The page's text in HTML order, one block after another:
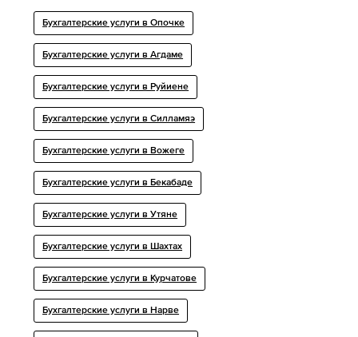
Бухгалтерские услуги в Опочке
Бухгалтерские услуги в Агдаме
Бухгалтерские услуги в Руйиене
Бухгалтерские услуги в Силламяэ
Бухгалтерские услуги в Вожеге
Бухгалтерские услуги в Бекабаде
Бухгалтерские услуги в Утяне
Бухгалтерские услуги в Шахтах
Бухгалтерские услуги в Курчатове
Бухгалтерские услуги в Нарве